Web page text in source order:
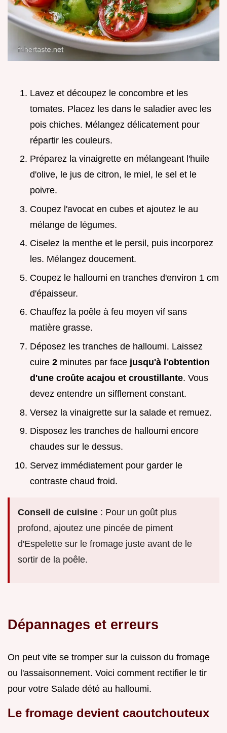
Lavez et découpez le concombre et les
tomates. Placez les dans le saladier avec les
pois chiches. Mélangez délicatement pour
répartir les couleurs.
Préparez la vinaigrette en mélangeant l'huile
d'olive, le jus de citron, le miel, le sel et le
poivre.
Coupez l'avocat en cubes et ajoutez le au
mélange de légumes.
Ciselez la menthe et le persil, puis incorporez
les. Mélangez doucement.
Coupez le halloumi en tranches d'environ 1 cm
d'épaisseur.
Chauffez la poêle à feu moyen vif sans
matière grasse.
Déposez les tranches de halloumi. Laissez
cuire 2 minutes par face jusqu'à l'obtention
d'une croûte acajou et croustillante. Vous
devez entendre un sifflement constant.
Versez la vinaigrette sur la salade et remuez.
Disposez les tranches de halloumi encore
chaudes sur le dessus.
Servez immédiatement pour garder le
contraste chaud froid.
Conseil de cuisine : Pour un goût plus
profond, ajoutez une pincée de piment
d'Espelette sur le fromage juste avant de le
sortir de la poêle.
Dépannages et erreurs
On peut vite se tromper sur la cuisson du fromage
ou l'assaisonnement. Voici comment rectifier le tir
pour votre Salade dété au halloumi.
Le fromage devient caoutchouteux